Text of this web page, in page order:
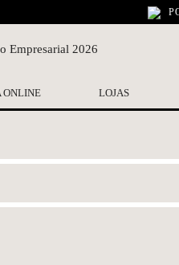
Empresarial 2026
ONLINE LOJAS